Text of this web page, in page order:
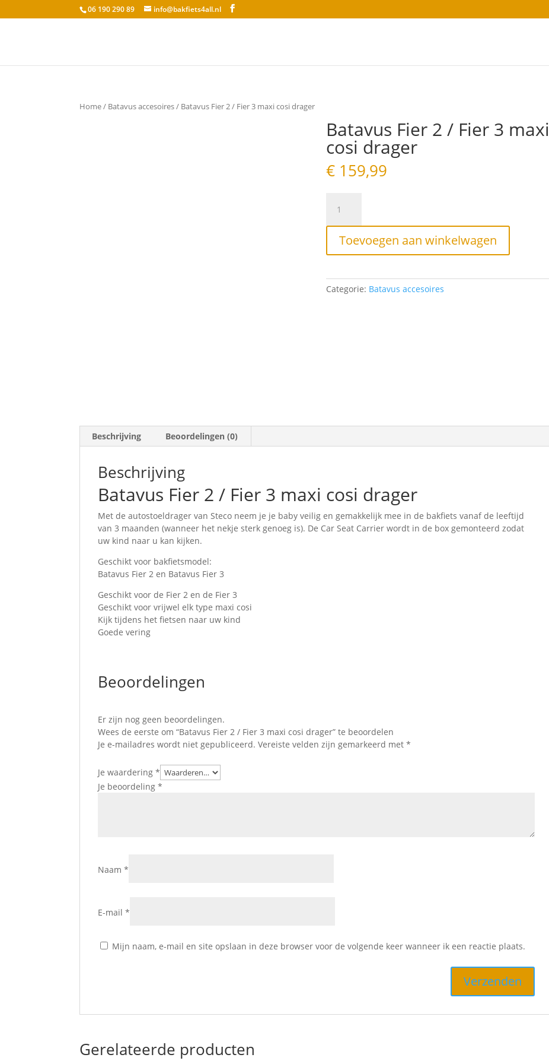
06 190 290 89 info@bakfiets4all.nl
Home/ Batavus accesoires/ Batavus Fier 2 / Fier 3 maxi cosi drager
Batavus Fier 2 / Fier 3 maxi
cosi drager
€159,99
Fier
2
cosi
Toevoegen aan winkelwagen
Categorie: Batavus accesoires
Beschrijving Beoordelingen (0)
Beschrijving
Batavus Fier 2 / Fier 3 maxi cosi drager
Met de autostoeldrager van Steco neem je je baby veilig en gemakkelijk mee in de bakfiets vanaf de leeftijd
van 3 maanden (wanneer het nekje sterk genoeg is). De Car Seat Carrier wordt in de box gemonteerd zodat
uw kind naar u kan kijken.
Geschikt voor bakfietsmodel:
Batavus Fier 2 en Batavus Fier 3
Geschikt voor de Fier 2 en de Fier 3
Geschikt voor vrijwel elk type maxi cosi
Kijk tijdens het fietsen naar uw kind
Goede vering
Beoordelingen
Er zijn nog geen beoordelingen.
Wees de eerste om “Batavus Fier 2 / Fier 3 maxi cosi drager” te beoordelen
Je e-mailadres wordt niet gepubliceerd. Vereiste velden zijn gemarkeerd met*
Je waardering*
Je beoordeling*
Naam*
E-mail*
Mijn naam, e-mail en site opslaan in deze browser voor de volgende keer wanneer ik een reactie plaats.
Gerelateerde producten